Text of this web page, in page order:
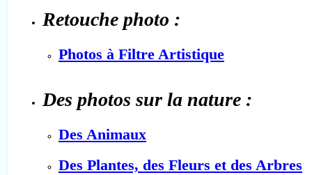
Retouche photo :
Photos à Filtre Artistique
Des photos sur la nature :
Des Animaux
Des Plantes, des Fleurs et des Arbres